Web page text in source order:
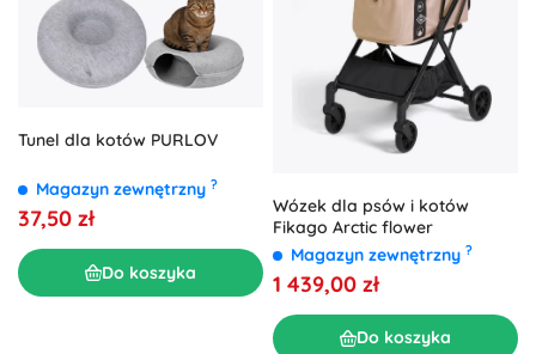
Tunel dla kotów PURLOV
Magazyn zewnętrzny ?
37,50 zł
Do koszyka
Wózek dla psów i kotów
Fikago Arctic flower
Magazyn zewnętrzny ?
1 439,00 zł
Do koszyka